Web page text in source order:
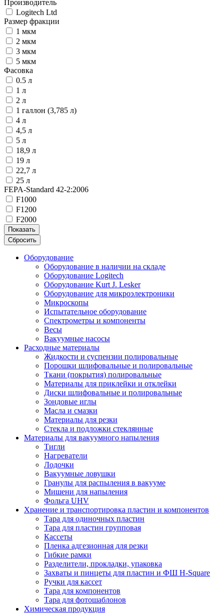
Производитель
Logitech Ltd
Размер фракции
1 мкм
2 мкм
3 мкм
5 мкм
Фасовка
0.5 л
1 л
2 л
1 галлон (3,785 л)
4 л
4,5 л
5 л
18,9 л
19 л
22,7 л
25 л
FEPA-Standard 42-2:2006
F1000
F1200
F2000
Показать
Сбросить
Оборудование
Оборудование в наличии на складе
Оборудование Logitech
Оборудование Kurt J. Lesker
Оборудование для микроэлектроники
Микроскопы
Испытательное оборудование
Спектрометры и компоненты
Весы
Вакуумные насосы
Расходные материалы
Жидкости и суспензии полировальные
Порошки шлифовальные и полировальные
Ткани (покрытия) полировальные
Материалы для приклейки и отклейки
Диски шлифовальные и полировальные
Зондовые иглы
Масла и смазки
Материалы для резки
Стекла и подложки стеклянные
Материалы для вакуумного напыления
Тигли
Нагреватели
Лодочки
Вакуумные ловушки
Гранулы для распыления в вакууме
Мишени для напыления
Фольга UHV
Хранение и транспортировка пластин и компонентов
Тара для одиночных пластин
Тара для пластин групповая
Кассеты
Пленка адгезионная для резки
Гибкие рамки
Разделители, прокладки, упаковка
Захваты и пинцеты для пластин и ФШ H-Square
Ручки для кассет
Тара для компонентов
Тара для фотошаблонов
Химическая продукция